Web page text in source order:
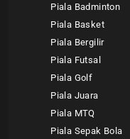
Piala Badminton
Piala Basket
Piala Bergilir
Piala Futsal
Piala Golf
Piala Juara
Piala MTQ
Piala Sepak Bola